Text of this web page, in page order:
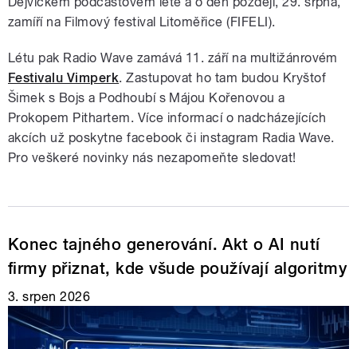
zamíří na Filmový festival Litoměřice (FIFELI).
Létu pak Radio Wave zamává 11. září na multižánrovém
Festivalu Vimperk. Zastupovat ho tam budou Kryštof
Šimek s Bojs a Podhoubí s Májou Kořenovou a
Prokopem Pithartem. Více informací o nadcházejících
akcích už poskytne facebook či instagram Radia Wave.
Pro veškeré novinky nás nezapomeňte sledovat!
Konec tajného generování. Akt o AI nutí
firmy přiznat, kde všude používají algoritmy
3. srpen 2026